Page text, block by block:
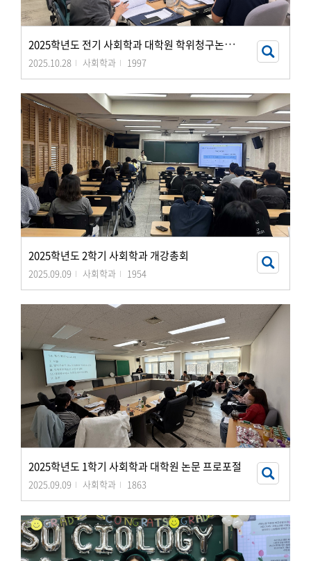
2
025학년도 전기 사회학과 대학원 학위청구논문 공개발표회
2025.10.28 사회학과 1997
2025학년도 2학기 사회학과 개강총회
2025.09.09 사회학과 1954
2025학년도 1학기 사회학과 대학원 논문 프로포절
2025.09.09 사회학과 1863